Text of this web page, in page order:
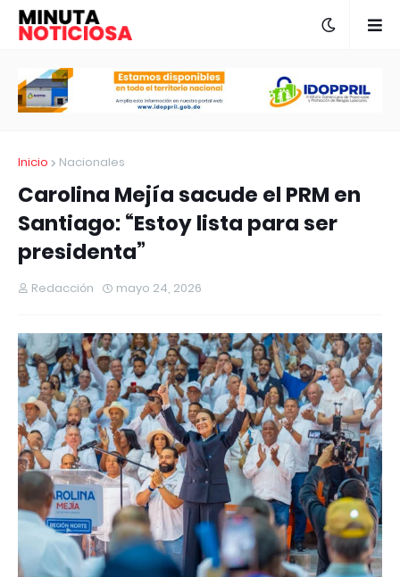
Inicio Nacionales
Carolina Mejía sacude el PRM en
Santiago: “Estoy lista para ser
presidenta”
Redacción mayo 24, 2026